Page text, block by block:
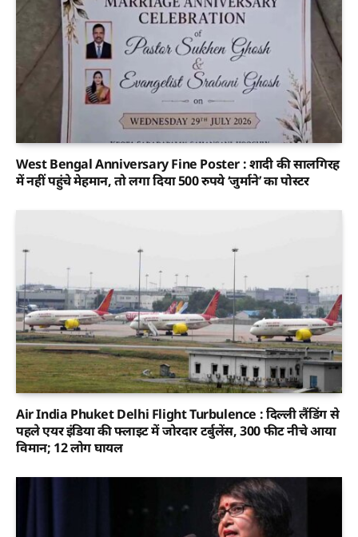
West Bengal Anniversary Fine Poster : शादी की सालगिरह
में नहीं पहुंचे मेहमान, तो लगा दिया 500 रुपये ‘जुर्माने’ का पोस्टर
Air India Phuket Delhi Flight Turbulence : दिल्ली लैंडिंग से
पहले एयर इंडिया की फ्लाइट में जोरदार टर्बुलेंस, 300 फीट नीचे आया
विमान; 12 लोग घायल